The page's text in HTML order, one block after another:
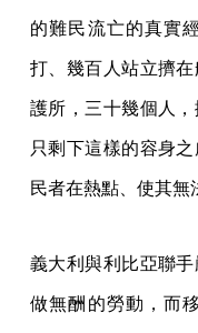
的難民流亡的真實
打、幾百人站立擠
護所，三十幾個人
只剩下這樣的容身
民者在熱點、使其無
義大利與利比亞聯
做無酬的勞動，而